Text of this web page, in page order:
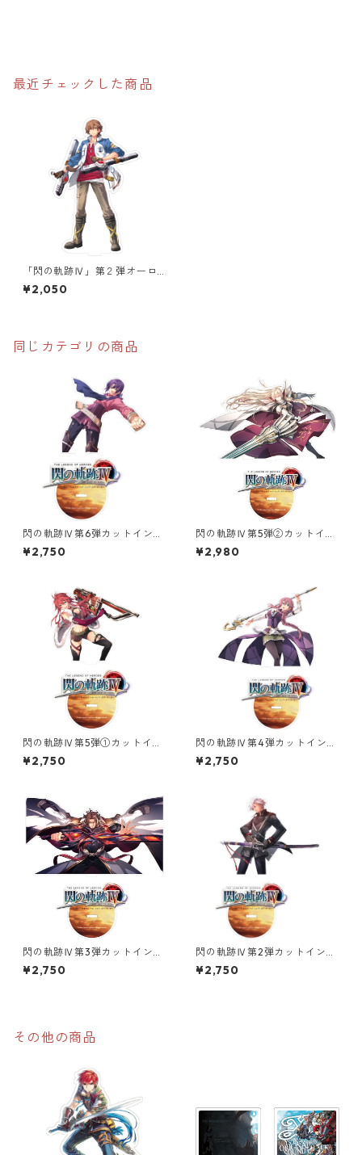
最近チェックした商品
「閃の軌跡Ⅳ」第２弾オーロ
ラアクリルスタンド
¥2,050
同じカテゴリの商品
閃の軌跡Ⅳ第6弾カットインイ
ラストオーロラアクリルスタ
ンド
¥2,750
閃の軌跡Ⅳ第5弾②カットイン
イラストオーロラアクリルス
タンド
¥2,980
閃の軌跡Ⅳ第5弾①カットイン
イラストオーロラアクリルス
タンド
¥2,750
閃の軌跡Ⅳ第4弾カットインイ
ラストオーロラアクリルスタ
ンド
¥2,750
閃の軌跡Ⅳ第3弾カットインイ
ラストオーロラアクリルスタ
ンド
¥2,750
閃の軌跡Ⅳ第2弾カットインイ
ラストオーロラアクリルスタ
ンド
¥2,750
その他の商品